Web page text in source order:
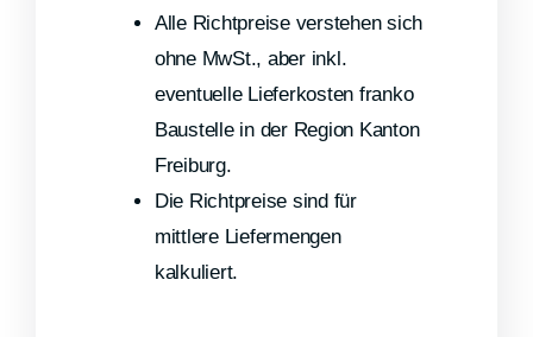
Alle Richtpreise verstehen sich
ohne MwSt., aber inkl.
eventuelle Lieferkosten franko
Baustelle in der Region Kanton
Freiburg.
Die Richtpreise sind für
mittlere Liefermengen
kalkuliert.